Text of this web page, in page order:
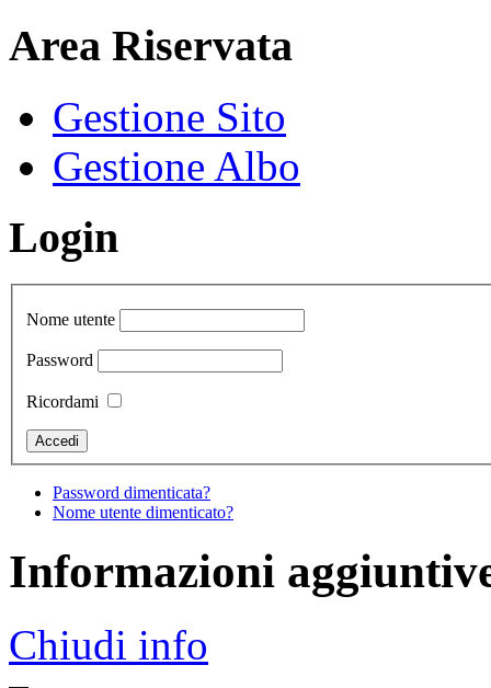
Area Riservata
Gestione Sito
Gestione Albo
Login
Nome utente
Password
Ricordami
Password dimenticata?
Nome utente dimenticato?
Informazioni
Chiudi info